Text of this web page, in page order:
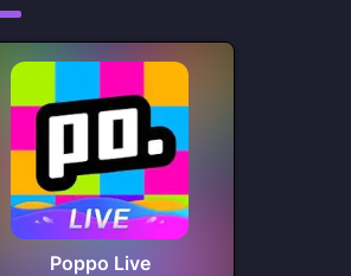
Poppo Live